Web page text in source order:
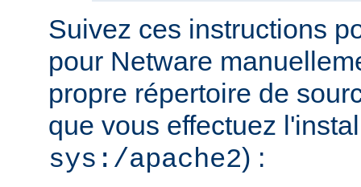
Suivez ces instructions
pour Netware
propre répertoire de
que vous effectuez
sys:/apache2) :